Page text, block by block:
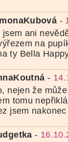
-
jsem ani
na
ty Bella
-
nejen že
tomu
jsem
-